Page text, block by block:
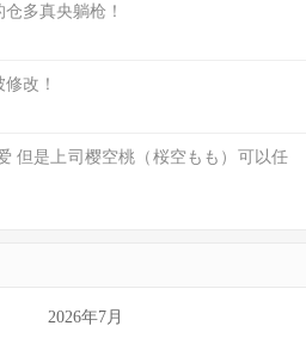
多真央躺枪！
改！
但是上司樱空桃（桜空もも）可以任
2026年7月